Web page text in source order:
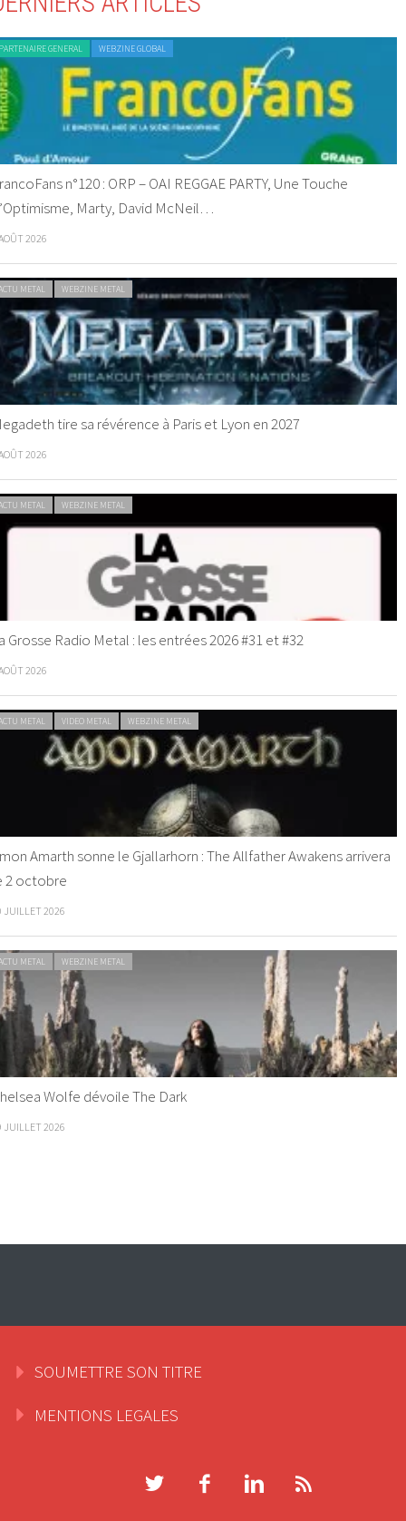
GENERAL WEBZINE GLOBAL
n°120 : ORP – OAI REGGAE PARTY, Une Touche
Marty, David McNeil…
2026
METAL WEBZINE METAL
tire sa révérence à Paris et Lyon en 2027
2026
METAL WEBZINE METAL
Grosse Radio Metal : les entrées 2026 #31 et #32
2026
METAL VIDEO METAL WEBZINE METAL
Amarth sonne le Gjallarhorn : The Allfather Awakens arrivera
2 octobre
JUILLET 2026
METAL WEBZINE METAL
Wolfe dévoile The Dark
JUILLET 2026
SOUMETTRE SON TITRE
MENTIONS LEGALES